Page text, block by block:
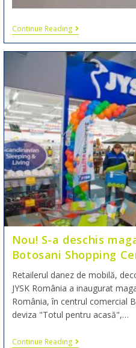
Continue Reading
Nou! S-a deschis
Botosani Shopping
Retailerul danez de mobilă,
JYSK România a inaugurat
România, în centrul comercial
deviza "Totul pentru acasă",…
Continue Reading